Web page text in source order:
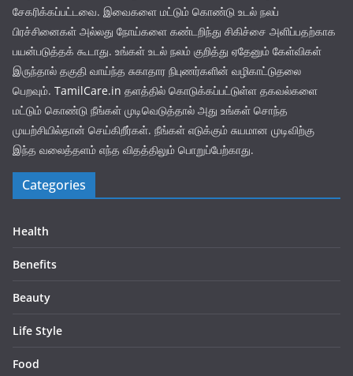
சேகரிக்கப்பட்டவை. இவைகளை மட்டும் கொண்டு உடல் நலப்
பிரச்சினைகள் அல்லது நோய்களை கண்டறிந்து சிகிச்சை அளிப்பதற்காக
பயன்படுத்தக் கூடாது. உங்கள் உடல் நலம் குறித்து ஏதேனும் கேள்விகள்
இருந்தால் தகுதி வாய்ந்த சுகாதார நிபுணர்களின் வழிகாட்டுதலை
பெறவும். TamilCare.in தளத்தில் கொடுக்கப்பட்டுள்ள தகவல்களை
மட்டும் கொண்டு நீங்கள் முடிவெடுத்தால் அது உங்கள் சொந்த
முயற்சியில்தான் செய்கிறீர்கள். நீங்கள் எடுக்கும் சுயமான முடிவிற்கு
இந்த வலைத்தளம் எந்த விதத்திலும் பொறுப்பேற்காது.
Categories
Health
Benefits
Beauty
Life Style
Food